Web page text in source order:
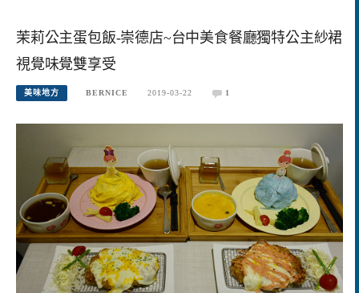
茉莉公主蛋包飯-崇德店~台中美食餐廳獨特公主紗裙
視覺味覺雙享受
美味地方 BERNICE 2019-03-22 1